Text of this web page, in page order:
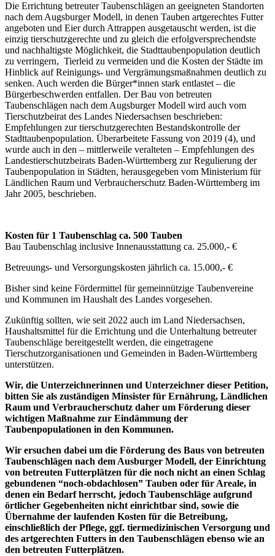
Die Errichtung betreuter Taubenschlägen an geeigneten Standorten
nach dem Augsburger Modell, in denen Tauben artgerechtes Futter
angeboten und Eier durch Attrappen ausgetauscht werden, ist die
einzig tierschutzgerechte und zu gleich die erfolgversprechendste
und nachhaltigste Möglichkeit, die Stadttaubenpopulation deutlich
zu verringern, Tierleid zu vermeiden und die Kosten der Städte im
Hinblick auf Reinigungs- und Vergrämungsmaßnahmen deutlich zu
senken. Auch werden die Bürger*innen stark entlastet – die
Bürgerbeschwerden entfallen. Der Bau von betreuten
Taubenschlägen nach dem Augsburger Modell wird auch vom
Tierschutzbeirat des Landes Niedersachsen beschrieben:
Empfehlungen zur tierschutzgerechten Bestandskontrolle der
Stadttaubenpopulation. Überarbeitete Fassung von 2019 (4), und
wurde auch in den – mittlerweile veralteten – Empfehlungen des
Landestierschutzbeirats Baden-Württemberg zur Regulierung der
Taubenpopulation in Städten, herausgegeben vom Ministerium für
Ländlichen Raum und Verbraucherschutz Baden-Württemberg im
Jahr 2005, beschrieben.
Kosten für 1 Taubenschlag ca. 500 Tauben
Bau Taubenschlag inclusive Innenausstattung ca. 25.000,- €
Betreuungs- und Versorgungskosten jährlich ca. 15.000,- €
Bisher sind keine Fördermittel für gemeinnützige Taubenvereine
und Kommunen im Haushalt des Landes vorgesehen.
Zukünftig sollten, wie seit 2022 auch im Land Niedersachsen,
Haushaltsmittel für die Errichtung und die Unterhaltung betreuter
Taubenschläge bereitgestellt werden, die eingetragene
Tierschutzorganisationen und Gemeinden in Baden-Württemberg
unterstützen.
Wir, die Unterzeichnerinnen und Unterzeichner dieser Petition,
bitten Sie als zuständigen Minsister für Ernährung, Ländlichen
Raum und Verbraucherschutz daher um Förderung dieser
wichtigen Maßnahme zur Eindämmung der
Taubenpopulationen in den Kommunen.
Wir ersuchen dabei um die Förderung des Baus von betreuten
Taubenschlägen nach dem Ausburger Modell, der Einrichtung
von betreuten Futterplätzen für die noch nicht an einen Schlag
gebundenen “noch-obdachlosen” Tauben oder für Areale, in
denen ein Bedarf herrscht, jedoch Taubenschläge aufgrund
örtlicher Gegebenheiten nicht einrichtbar sind, sowie die
Übernahme der laufenden Kosten für die Betreibung,
einschließlich der Pflege, ggf. tiermedizinischen Versorgung und
des artgerechten Futters in den Taubenschlägen ebenso wie an
den betreuten Futterplätzen.